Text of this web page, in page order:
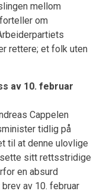
mellom
om
rettere; et folk uten
av 10. februar
Cappelen
tidlig på
til at denne ulovlige
sitt rettsstridige
en absurd
av 10. februar